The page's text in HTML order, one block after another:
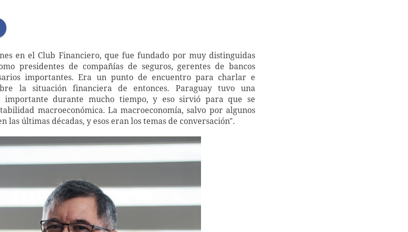
en el Club Financiero, que fue fundado por muy distinguidas
presidentes de compañías de seguros, gerentes de bancos
importantes. Era un punto de encuentro para charlar e
la situación financiera de entonces. Paraguay tuvo una
importante durante mucho tiempo, y eso sirvió para que se
macroeconómica. La macroeconomía, salvo por algunos
las últimas décadas, y esos eran los temas de conversación".